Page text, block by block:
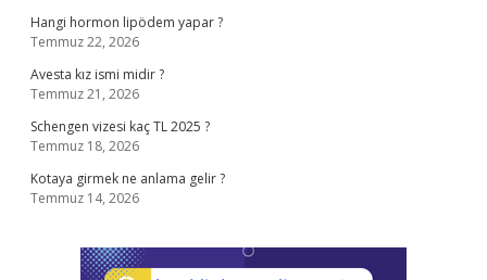
Hangi hormon lipödem yapar ?
Temmuz 22, 2026
Avesta kız ismi midir ?
Temmuz 21, 2026
Schengen vizesi kaç TL 2025 ?
Temmuz 18, 2026
Kotaya girmek ne anlama gelir ?
Temmuz 14, 2026